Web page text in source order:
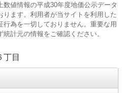
数値情報の平成30年度地価公示データ
ります。利用者が当サイトを利用した
行為を一切しておりません。重要な用
計元の情報をご確認ください。
丁目